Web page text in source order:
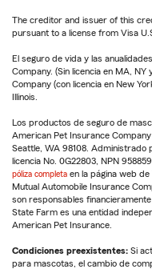
The creditor and issuer of this
pursuant to a license from Visa
El seguro de vida y las
Company. (Sin licencia en MA,
Company (con licencia en New
Illinois.
Los productos de seguro de
American Pet Insurance
Seattle, WA 98108. Administrado
licencia No. 0G22803, NPN
póliza completa en la página web
Mutual Automobile Insurance
son responsables
State Farm es una entidad
American Pet Insurance.
Condiciones preexistentes: Si
para mascotas, el cambio de